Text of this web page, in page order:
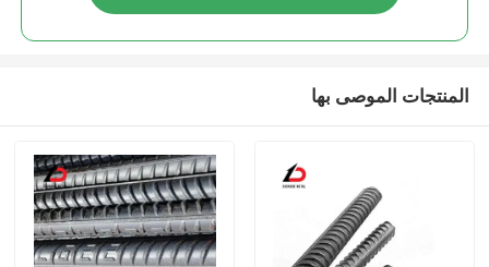
المنتجات الموصى بها